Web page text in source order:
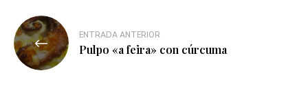
Navegación
de
entradas
ENTRADA ANTERIOR
Pulpo «a feira» con cúrcuma